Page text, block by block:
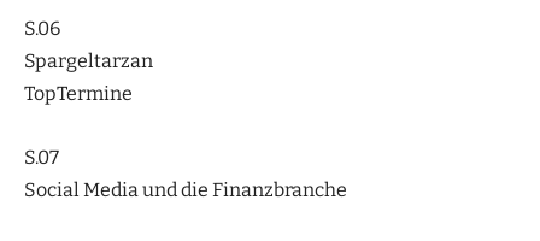
S.06
Spargeltarzan
TopTermine
S.07
Social Media und die Finanzbranche